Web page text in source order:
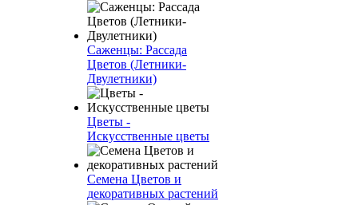
Саженцы: Рассада
Цветов (Летники-
Двулетники)
Цветы -
Искусственные цветы
Семена Цветов и
декоративных растений